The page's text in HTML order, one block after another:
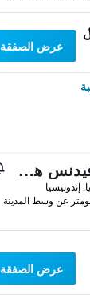
عرض الصفقة
بروفيدنس هوم ستاي
إندونيسيا
عرض الصفقة